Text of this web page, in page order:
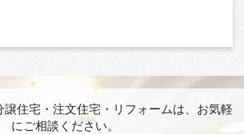
譲住宅・注文住宅・リフォームは、お気軽
にご相談ください。